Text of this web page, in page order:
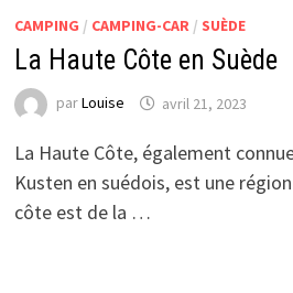
CAMPING / CAMPING-CAR/ SUÈDE
La Haute Côte en Suède
parLouise avril 21, 2023
La Haute Côte, également
Kusten en suédois, est une
côte est de la …